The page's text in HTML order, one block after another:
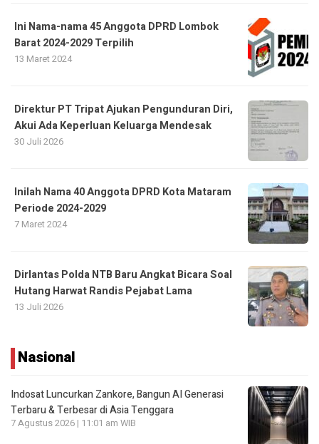
Ini Nama-nama 45 Anggota DPRD Lombok
Barat 2024-2029 Terpilih
13 Maret 2024
Direktur PT Tripat Ajukan Pengunduran Diri,
Akui Ada Keperluan Keluarga Mendesak
30 Juli 2026
Inilah Nama 40 Anggota DPRD Kota Mataram
Periode 2024-2029
7 Maret 2024
Dirlantas Polda NTB Baru Angkat Bicara Soal
Hutang Harwat Randis Pejabat Lama
13 Juli 2026
Nasional
Indosat Luncurkan Zankore, Bangun AI Generasi
Terbaru & Terbesar di Asia Tenggara
7 Agustus 2026 | 11:01 am WIB